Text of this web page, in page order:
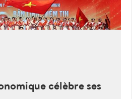
célèbre ses